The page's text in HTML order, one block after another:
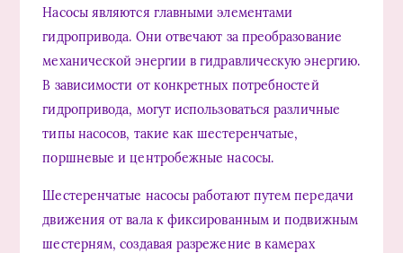
Насосы являются главными элементами
гидропривода. Они отвечают за преобразование
механической энергии в гидравлическую энергию.
В зависимости от конкретных потребностей
гидропривода, могут использоваться различные
типы насосов, такие как шестеренчатые,
поршневые и центробежные насосы.
Шестеренчатые насосы работают путем передачи
движения от вала к фиксированным и подвижным
шестерням, создавая разрежение в камерах